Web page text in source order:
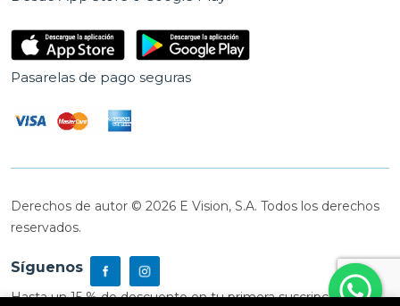
Pasarelas de pago seguras
Derechos de autor © 2026 E Vision, S.A. Todos los derechos
reservados.
Síguenos
Hasta un 15 % de descuento en tu primera suscripción